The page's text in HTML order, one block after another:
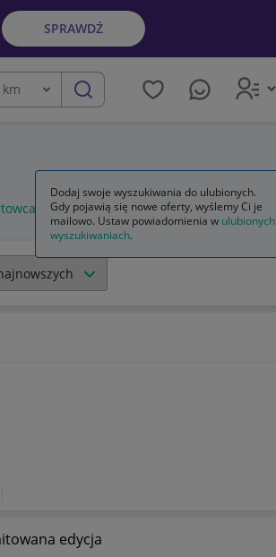
SPRAWDŹ
km szukaj
limitowana edycja
Dodaj swoje wyszukiwania do ulubionych.
Gdy pojawią się nowe oferty, wyślemy Ci je
mailowo. Ustaw powiadomienia w ulubionych
wyszukiwaniach.